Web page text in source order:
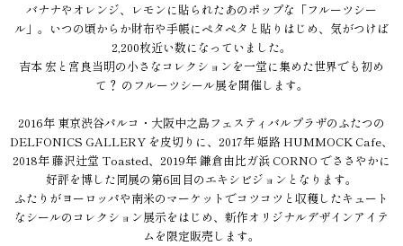
バナナやオレンジ、レモンに貼られたあのポップな「フルーツシー
ル」。いつの頃からか財布や手帳にペタペタと貼りはじめ、気がつけば
2,200枚近い数になっていました。
吉本 宏と宮良当明の小さなコレクションを一堂に集めた世界でも初め
て？ のフルーツシール展を開催します。
2016年 東京渋谷パルコ・大阪中之島フェスティバルプラザのふたつの
DELFONICS GALLERY を皮切りに、2017年 姫路 HUMMOCK Cafe、
2018年 藤沢辻堂 Toasted、2019年 鎌倉由比ガ浜 CORNO でささやかに
好評を博した同展の第6回目のエキシビジョンとなります。
ふたりがヨーロッパや南米のマーケットでコツコツと収穫したキュート
なシールのコレクション展示をはじめ、新作オリジナルデザインアイテ
ムを限定販売します。